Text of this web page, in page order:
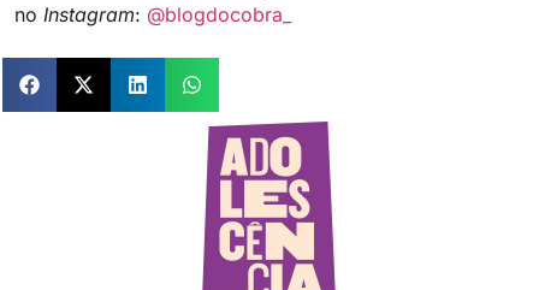
no Instagram: @blogdocobra_